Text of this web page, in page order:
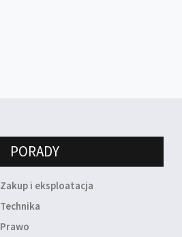
PORADY
Zakup i eksploatacja
Technika
Prawo